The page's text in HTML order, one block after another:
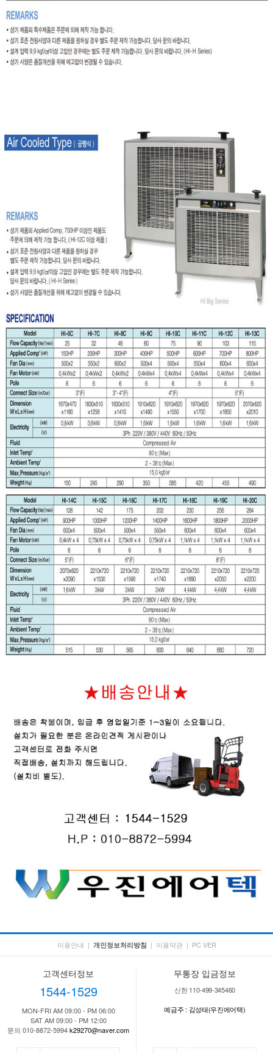
이용안내 | 개인정보처리방침 | 이용약관 | PC VER
고객센터정보
1544-1529
MON-FRI AM 09:00 - PM 06:00
SAT AM 09:00 - PM 12:00
문의 010-8872-5994k29270@naver.com
무통장 입금정보
신한 110-499-345460
예금주 : 김성태(우진에어택)